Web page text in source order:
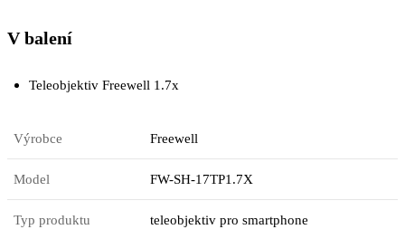
V balení
Teleobjektiv Freewell 1.7x
Výrobce Freewell
Model FW-SH-17TP1.7X
Typ produktu teleobjektiv pro smartphone